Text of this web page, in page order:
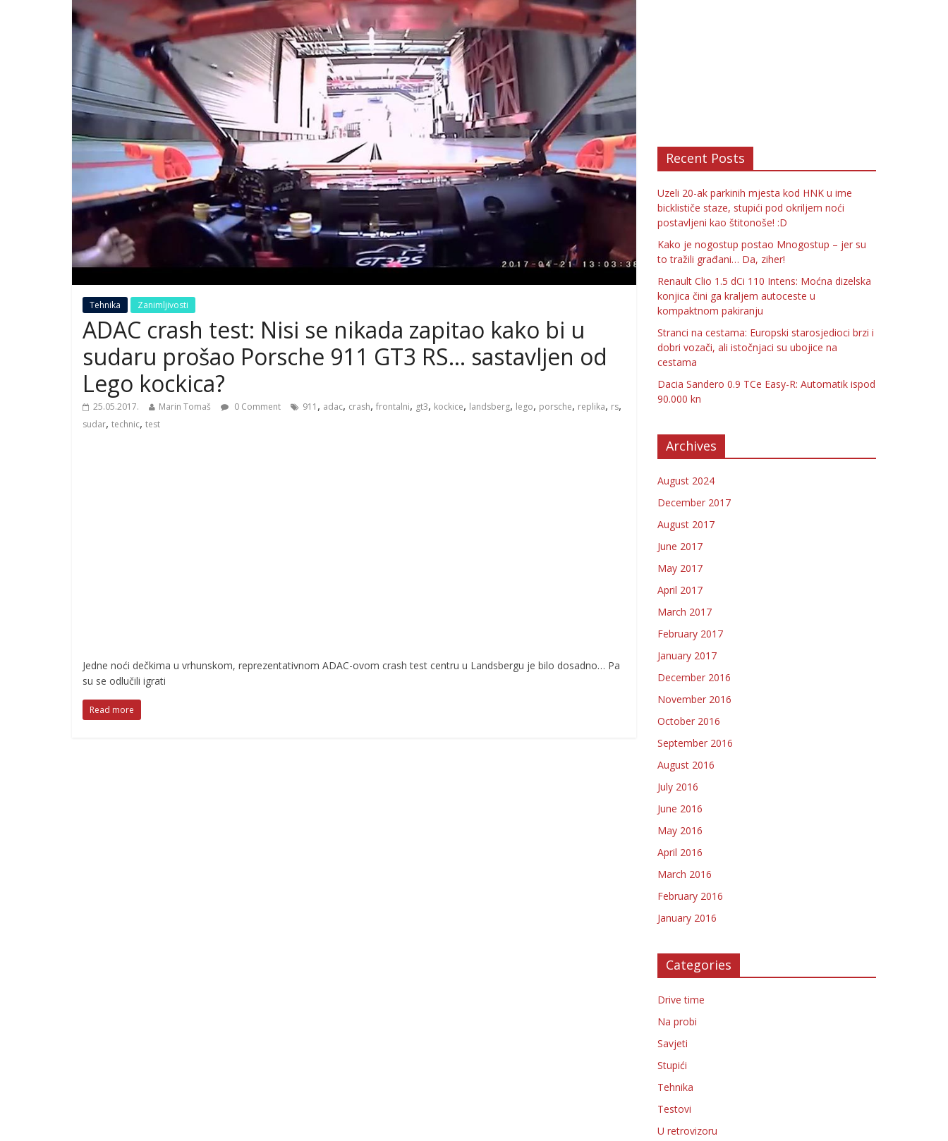
Tehnika Zanimljivosti
ADAC crash test: Nisi se nikada zapitao kako bi u
sudaru prošao Porsche 911 GT3 RS… sastavljen od
Lego kockica?
25.05.2017. Marin Tomaš 0 Comment 911 , adac, crash, frontalni, gt3, kockice, landsberg, lego, porsche, replika, rs,
sudar, technic, test
Jedne noći dečkima u vrhunskom, reprezentativnom ADAC-ovom crash test centru u Landsbergu je bilo dosadno… Pa
su se odlučili igrati
Read more
Recent Posts
Uzeli 20-ak parkinih mjesta kod HNK u ime
bicklističe staze, stupići pod okriljem noći
postavljeni kao štitonoše! :D
Kako je nogostup postao Mnogostup – jer su
to tražili građani… Da, ziher!
Renault Clio 1.5 dCi 110 Intens: Moćna dizelska
konjica čini ga kraljem autoceste u
kompaktnom pakiranju
Stranci na cestama: Europski starosjedioci brzi i
dobri vozači, ali istočnjaci su ubojice na
cestama
Dacia Sandero 0.9 TCe Easy-R: Automatik ispod
90.000 kn
Archives
August 2024
December 2017
August 2017
June 2017
May 2017
April 2017
March 2017
February 2017
January 2017
December 2016
November 2016
October 2016
September 2016
August 2016
July 2016
June 2016
May 2016
April 2016
March 2016
February 2016
January 2016
Categories
Drive time
Na probi
Savjeti
Stupići
Tehnika
Testovi
U retrovizoru